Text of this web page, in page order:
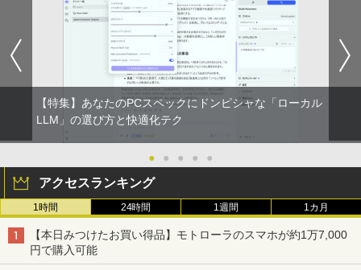
【特集】あなたのPCスペックにドンピシャな「ローカル
LLM」の選び方と快適化テク
● ● ● ● ●
アクセスランキング
1時間 24時間 1週間 1カ月
【本日みつけたお買い得品】モトローラのスマホが約1万7,000
円で購入可能